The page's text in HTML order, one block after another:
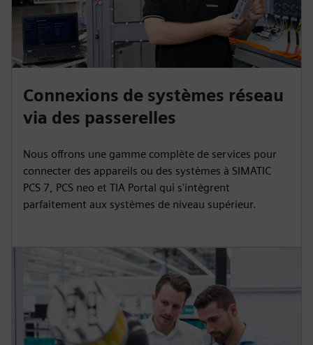
Connexions de systèmes réseau
via des passerelles
Nous offrons une gamme complète de services pour
connecter des appareils ou des systèmes à SIMATIC
PCS 7, PCS neo et TIA Portal qui s'intègrent
parfaitement aux systèmes de niveau supérieur.